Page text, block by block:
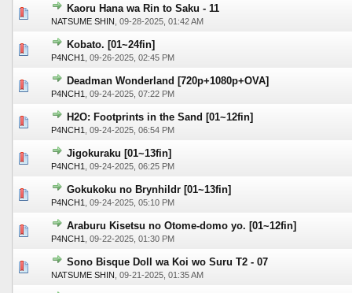
Kaoru Hana wa Rin to Saku - 11
NATSUME SHIN 09-28-2025, 01:42 AM
0 voto(s) - Media 0 de 5
1 23 45
Kobato. [01~24fin]
P4NCH1 09-26-2025, 02:45 PM
0 voto(s) - Media 0 de 5
1
Deadman Wonderland [720p+1080p+OVA]
P4NCH1 09-24-2025, 07:22 PM
0 voto(s) - Media 0 de 5
12345
H2O: Footprints in the Sand [01~12fin]
P4NCH1 09-24-2025, 06:54 PM
0 voto(s) - Media 0 de 5
1 2345
Jigokuraku [01~13fin]
P4NCH1 09-24-2025, 06:25 PM
0 voto(s) - Media 0 de 5
123
Gokukoku no Brynhildr [01~13fin]
P4NCH1 09-24-2025, 05:10 PM
0 voto(s) - Media 0 de 5
1234 5
Araburu Kisetsu no Otome-domo yo. [01~12fin]
P4NCH1 09-22-2025, 01:30 PM
0 voto(s) - Media 0 de 5
12345
Sono Bisque Doll wa Koi wo Suru T2 - 07
NATSUME SHIN 09-21-2025, 01:35 AM
0 voto(s) - Media 0 de 5
12345